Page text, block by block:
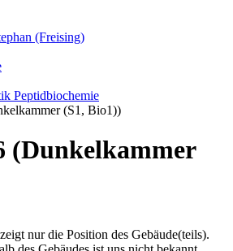
(Freising)
Peptidbiochemie
(S1, Bio1))
(Dunkelkammer
nur die Position des Gebäude(teils).